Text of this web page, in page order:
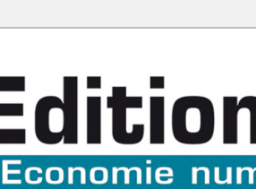
Edition Multimédi@